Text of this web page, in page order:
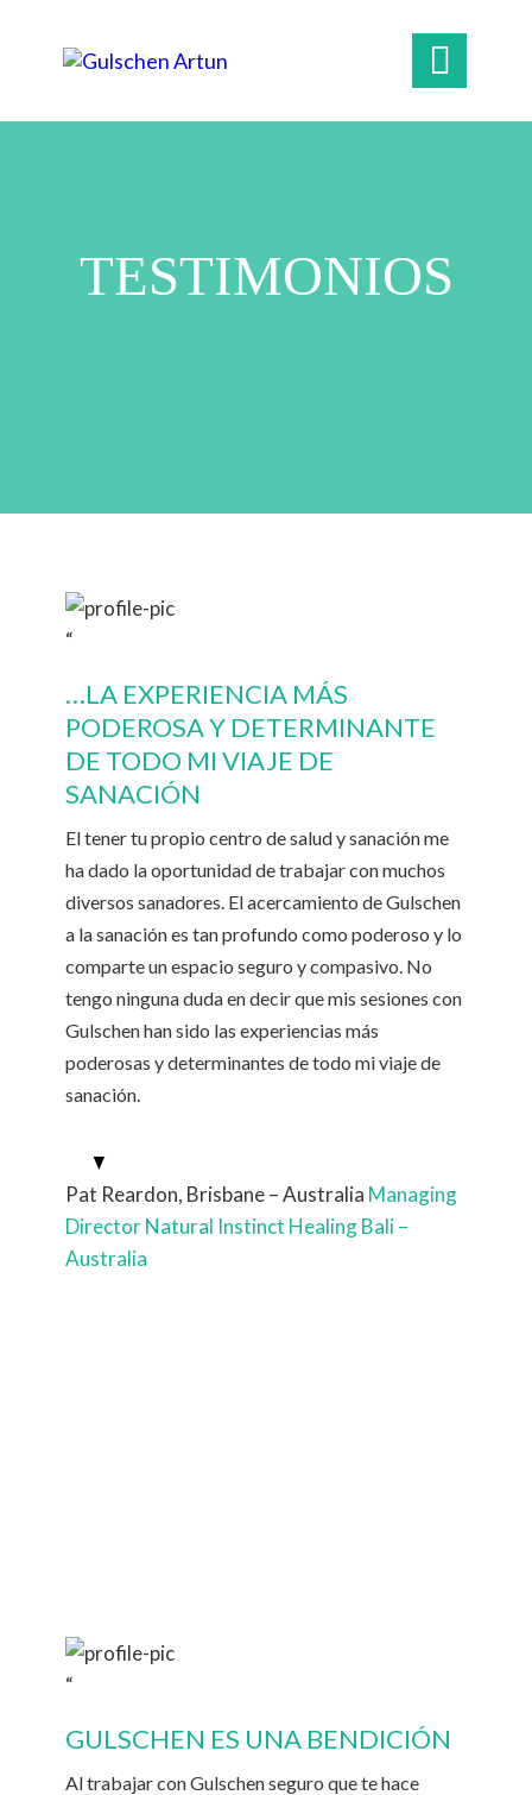

TESTIMONIOS
“
…LA EXPERIENCIA MÁS
PODEROSA Y DETERMINANTE
DE TODO MI VIAJE DE
SANACIÓN
El tener tu propio centro de salud y sanación me
ha dado la oportunidad de trabajar con muchos
diversos sanadores. El acercamiento de Gulschen
a la sanación es tan profundo como poderoso y lo
comparte un espacio seguro y compasivo. No
tengo ninguna duda en decir que mis sesiones con
Gulschen han sido las experiencias más
poderosas y determinantes de todo mi viaje de
sanación.
Pat Reardon, Brisbane – Australia Managing
Director Natural Instinct Healing Bali –
Australia
“
GULSCHEN ES UNA BENDICIÓN
Al trabajar con Gulschen seguro que te hace